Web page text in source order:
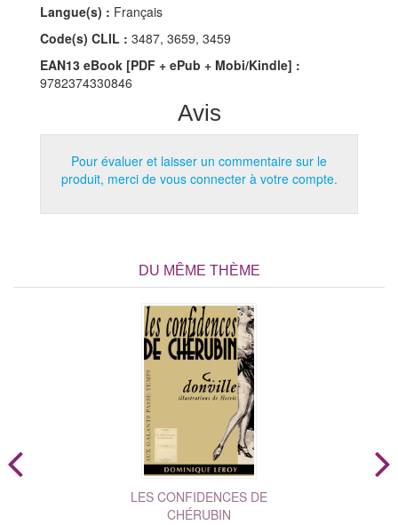
Langue(s) : Français
Code(s) CLIL : 3487, 3659, 3459
EAN13 eBook [PDF + ePub + Mobi/Kindle] :
9782374330846
Avis
Pour évaluer et laisser un commentaire sur le
produit, merci de vous connecter à votre compte.
DU MÊME THÈME
LES CONFIDENCES DE
CHÉRUBIN